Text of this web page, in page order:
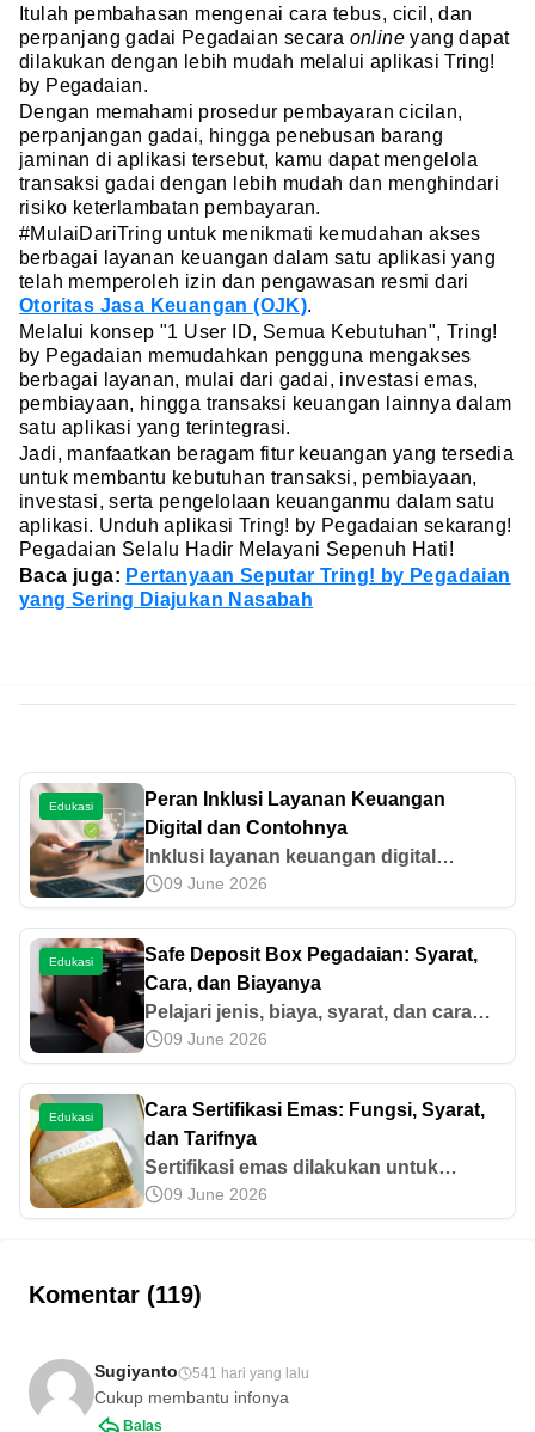
Itulah pembahasan mengenai cara tebus, cicil, dan
perpanjang gadai Pegadaian secara online yang dapat
dilakukan dengan lebih mudah melalui aplikasi Tring!
by Pegadaian.
Dengan memahami prosedur pembayaran cicilan,
perpanjangan gadai, hingga penebusan barang
jaminan di aplikasi tersebut, kamu dapat mengelola
transaksi gadai dengan lebih mudah dan menghindari
risiko keterlambatan pembayaran.
#MulaiDariTring untuk menikmati kemudahan akses
berbagai layanan keuangan dalam satu aplikasi yang
telah memperoleh izin dan pengawasan resmi dari
Otoritas Jasa Keuangan (OJK).
Melalui konsep "1 User ID, Semua Kebutuhan", Tring!
by Pegadaian memudahkan pengguna mengakses
berbagai layanan, mulai dari gadai, investasi emas,
pembiayaan, hingga transaksi keuangan lainnya dalam
satu aplikasi yang terintegrasi.
Jadi, manfaatkan beragam fitur keuangan yang tersedia
untuk membantu kebutuhan transaksi, pembiayaan,
investasi, serta pengelolaan keuanganmu dalam satu
aplikasi. Unduh aplikasi Tring! by Pegadaian sekarang!
Pegadaian Selalu Hadir Melayani Sepenuh Hati!
Baca juga: Pertanyaan Seputar Tring! by Pegadaian
yang Sering Diajukan Nasabah
Edukasi
Peran Inklusi Layanan Keuangan
Digital dan Contohnya
Inklusi layanan keuangan digital
membantu memperluas akses
keuangan bagi masyarakat. Pahami
manfaat dan contoh penerapannya
melalui Tring! by Pegadaian.
09 June 2026
Edukasi
Safe Deposit Box Pegadaian: Syarat,
Cara, dan Biayanya
Pelajari jenis, biaya, syarat, dan cara
mengajukan safe deposit box
Pegadaian sebagai solusi perlindungan
aset dan dokumen penting jangka
panjang.
09 June 2026
Edukasi
Cara Sertifikasi Emas: Fungsi, Syarat,
dan Tarifnya
Sertifikasi emas dilakukan untuk
memastikan keaslian dan kualitasnya.
Ketahui cara sertifikasi emas hingga
diandalkan.
09 June 2026
Komentar (119)
Sugiyanto 541 hari yang lalu
Cukup membantu infonya
Balas